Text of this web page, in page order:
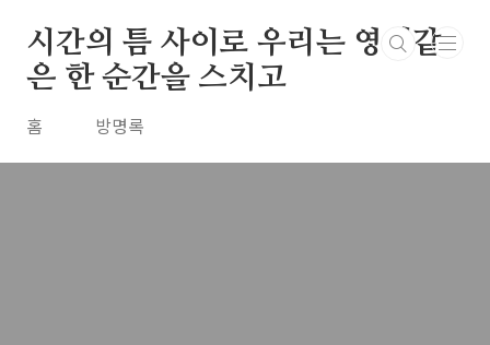
시간의 틈 사이로 우리는 영원같
은 한 순간을 스치고
홈 방명록